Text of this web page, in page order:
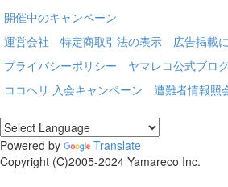
開催中のキャンペーン
運営会社
特定商取引法の表示 広告掲載
プライバシーポリシー
ヤマレコ公式ブロ
ココヘリ 入会キャンペーン
遭難者情報照
Powered by
Translate
Copyright (C)2005-2024 Yamareco Inc.